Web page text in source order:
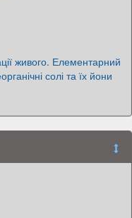
живого. Елементарний
солі та їх йони